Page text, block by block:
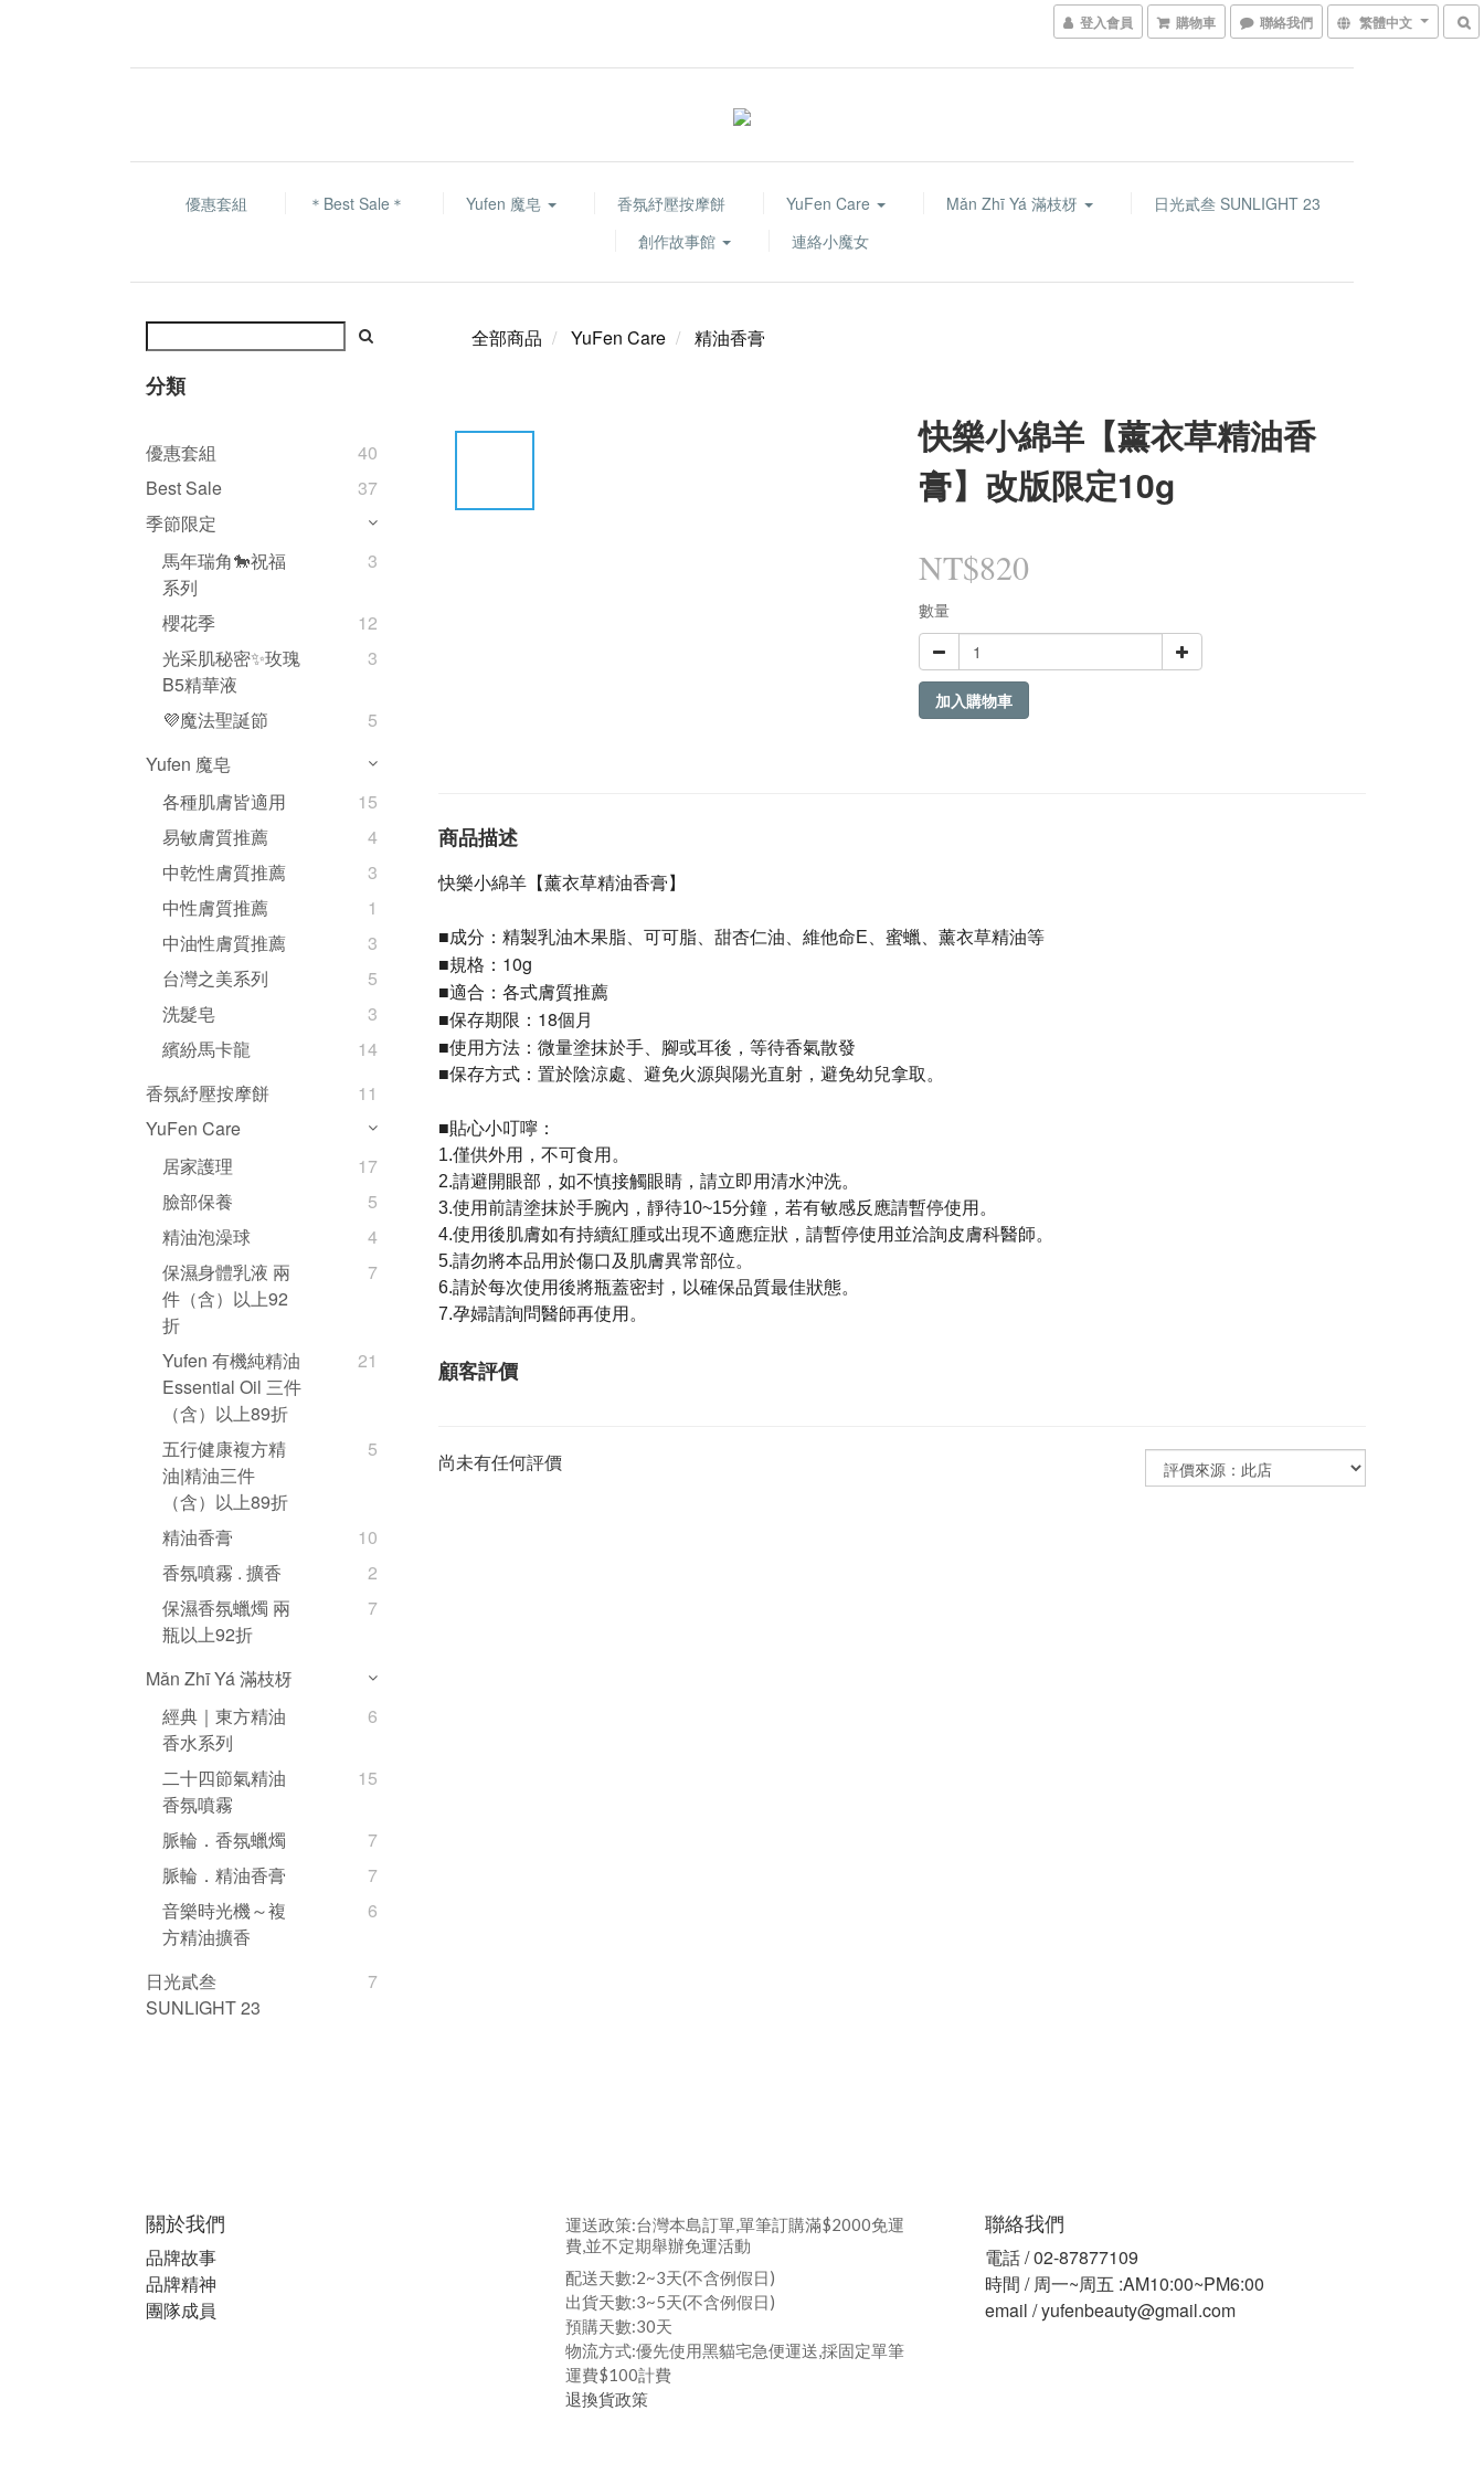
登入會員 購物車 聯絡我們 繁體中文
優惠套組 ＊Best Sale＊ Yufen 魔皂 香氛紓壓按摩餅 YuFen Care Mǎn Zhī Yá 滿枝枒
日光貳叁 SUNLIGHT 23
創作故事館
連絡小魔女
分類
優惠套組
40
Best Sale
37
季節限定
馬年瑞角🐎祝福
系列
3
櫻花季
12
光采肌秘密✨玫瑰
B5精華液
3
💜魔法聖誕節
5
Yufen 魔皂
各種肌膚皆適用
15
易敏膚質推薦
4
中乾性膚質推薦
3
中性膚質推薦
1
中油性膚質推薦
3
台灣之美系列
5
洗髮皂
3
繽紛馬卡龍
14
香氛紓壓按摩餅
11
YuFen Care
居家護理
17
臉部保養
5
精油泡澡球
4
保濕身體乳液 兩
件（含）以上92
折
7
Yufen 有機純精油
Essential Oil 三件
（含）以上89折
21
五行健康複方精
油|精油三件
（含）以上89折
5
精油香膏
10
香氛噴霧 . 擴香
2
保濕香氛蠟燭 兩
瓶以上92折
7
Mǎn Zhī Yá 滿枝枒
經典｜東方精油
香水系列
6
二十四節氣精油
香氛噴霧
15
脈輪．香氛蠟燭
7
脈輪．精油香膏
7
音樂時光機～複
方精油擴香
6
日光貳叁
SUNLIGHT 23
7
全部商品 YuFen Care 精油香膏
快樂小綿羊【薰衣草精油香
膏】改版限定10g
NT$820
數量
加入購物車
商品描述
快樂小綿羊【薰衣草精油香膏】
■成分： 精製乳油木果脂、可可脂、 甜杏仁油 維他命E
蜜蠟、薰衣草精油等
■規格：10g
■適合：各式膚質推薦
■保存期限：18個月
■使用方法： 微量塗抹於手、腳或耳後，等待香氣散發
■保存方式：置於陰涼處、避免火源與陽光直射，避免幼兒拿取。
■貼心小叮嚀：
1.僅供外用，不可食用。
2.請避開眼部，如不慎接觸眼睛，請立即用清水沖洗。
3.使用前請塗抹於手腕內，靜待10~15分鐘，若有敏感反應請暫停使用。
4.使用後肌膚如有持續紅腫或出現不適應症狀，請暫停使用並洽詢皮膚科醫師。
5.請勿將本品用於傷口及肌膚異常部位。
6.請於每次使用後將瓶蓋密封，以確保品質最佳狀態。
7.孕婦請詢問醫師再使用。
顧客評價
尚未有任何評價
關於我們
品牌故事
品牌精神
團隊成員
運送政策:台灣本島訂單,單筆訂購滿$2000免運
費,並不定期舉辦免運活動
配送天數:2~3天(不含例假日)
出貨天數:3~5天(不含例假日)
預購天數:30天
物流方式:優先使用黑貓宅急便運送,採固定單筆
運費$100計費
退換貨政策
聯絡我們
電話 / 02-87877109
時間 / 周一~周五 :AM10:00~PM6:00
email / yufenbeauty@gmail.com